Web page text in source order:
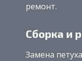
ремонт.
Сборка и
Замена